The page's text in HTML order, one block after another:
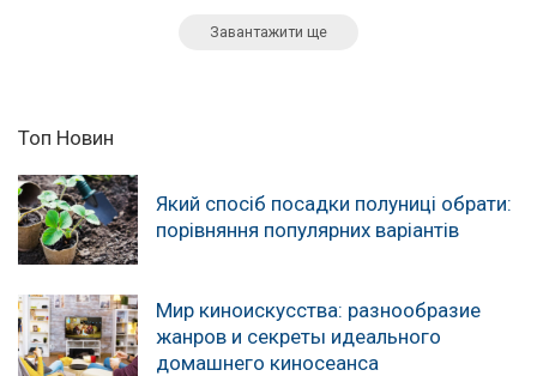
Завантажити ще
Топ Новин
Який спосіб посадки полуниці обрати:
порівняння популярних варіантів
Мир киноискусства: разнообразие
жанров и секреты идеального
домашнего киносеанса